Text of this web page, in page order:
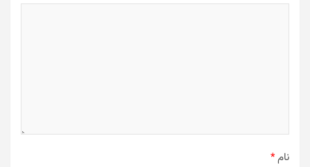
نام*